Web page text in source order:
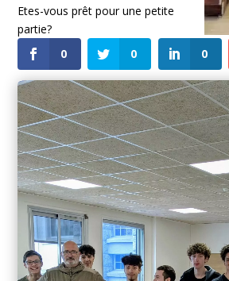
Etes-vous prêt pour une petite
partie?
0
0 0